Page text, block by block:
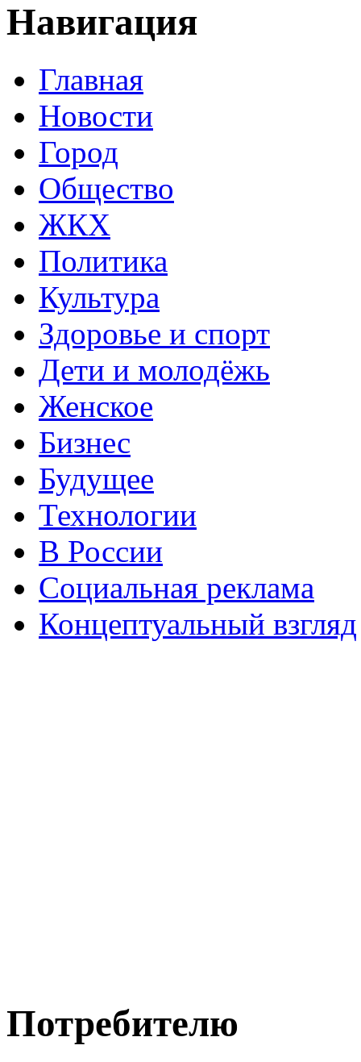
Навигация
Главная
Новости
Город
Общество
ЖКХ
Политика
Культура
Здоровье и спорт
Дети и молодёжь
Женское
Бизнес
Будущее
Технологии
В России
Социальная реклама
Концептуальный взгляд
Потребителю